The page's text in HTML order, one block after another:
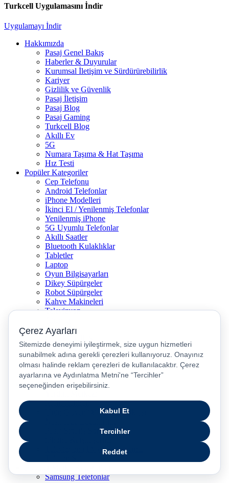
Turkcell Uygulamasını İndir
Uygulamayı İndir
Hakkımızda
Pasaj Genel Bakış
Haberler & Duyurular
Kurumsal İletişim ve Sürdürürebilirlik
Kariyer
Gizlilik ve Güvenlik
Pasaj İletişim
Pasaj Blog
Pasaj Gaming
Turkcell Blog
Akıllı Ev
5G
Numara Taşıma & Hat Taşıma
Hız Testi
Popüler Kategoriler
Cep Telefonu
Android Telefonlar
iPhone Modelleri
İkinci El / Yenilenmiş Telefonlar
Yenilenmiş iPhone
5G Uyumlu Telefonlar
Akıllı Saatler
Bluetooth Kulaklıklar
Tabletler
Laptop
Oyun Bilgisayarları
Dikey Süpürgeler
Robot Süpürgeler
Kahve Makineleri
Televizyon
Kulaklıklar
Çocuk Akıllı Saat
Kulakiçi Kulaklık
Kettle
Saç Düzleştirici
Airpods
Yardım
İşlem Rehberi
Ürün Güvenliği Temas Noktası
Pasaj Sipariş Sorgulama
Televizyon (TV) Karşılaştırma
Samsung Telefonlar